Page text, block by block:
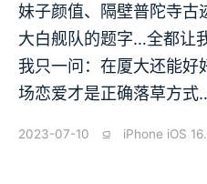
妹子颜值、隔壁普陀寺古
大白舰队的题字…全都让
我只一问：在厦大还能好
场恋爱才是正确落草方
2023-07-10 ⫑ iPhone iOS